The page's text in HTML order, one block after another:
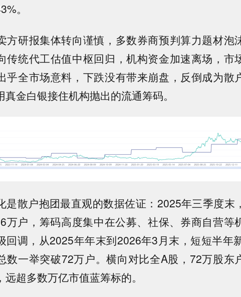
。
方研报集体转向谨慎，多数券商预判算力题材泡
传统代工估值中枢回归，机构资金加速离场，市
乎全市场意料，下跌没有带来崩盘，反倒成为散
金白银接住机构抛出的流通筹码。
是散户抱团最直观的数据佐证：2025年三季度末
万户，筹码高度集中在公募、社保、券商自营等
回调，从2025年年末到2026年3月末，短短半年
数一举突破72万户。横向对比全A股，72万股东
超多数万亿市值蓝筹标的。